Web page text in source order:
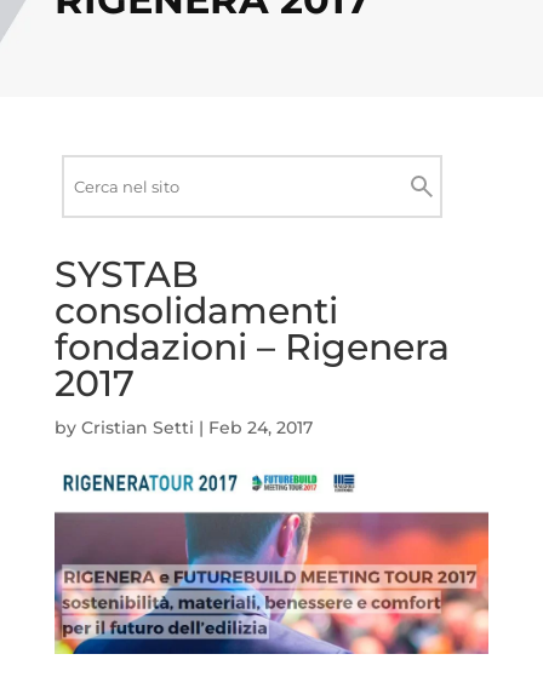
sito
Cerca
SYSTAB
consolidamenti
fondazioni – Rigenera
2017
by Cristian Setti | Feb 24, 2017